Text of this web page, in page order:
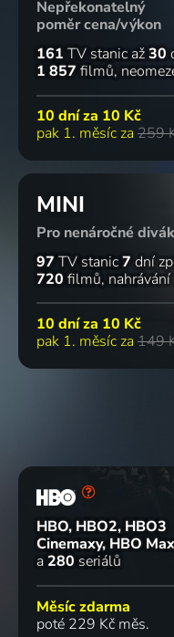
53%
Hitman 3:
Likvidátor
1991 | USA, Kanada | Thriller, Akční, Krimi
Lucky
Luke
49
Škola
3 díly
Barbora
Poláková
Moje
místa:
Kamil
Maigret
Nepřekonatelný
poměr cena/výkon
161 TV stanic až30
1 857 filmů
10 dní za 10 Kč
pak 1. měsíc za 259
MINI
Pro nenáročné
97 TV stanic7 dní
720 filmů
10 dní za 10 Kč
pak 1. měsíc za 149
HBO, HBO2, HBO3
Cinemaxy, HBO Max
a 280 seriálů
Měsíc zdarma
poté 229 Kč měs.